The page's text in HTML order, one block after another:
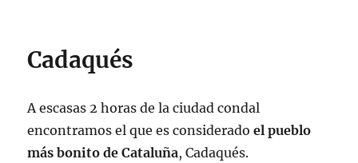
Cadaqués
A escasas 2 horas de la ciudad condal
encontramos el que es consideradoel pueblo
más bonito de Cataluña, Cadaqués.